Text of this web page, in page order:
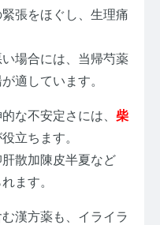
張をほぐし、生理痛
場合には、当帰芍薬
適しています。
な不安定さには、 柴
立ちます。
散加陳皮半夏など
ます。
む漢方薬も、イライラ